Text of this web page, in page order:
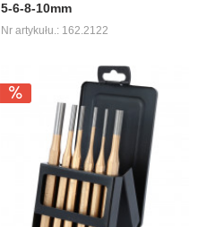
5-6-8-10mm
Nr artykułu.: 162.2122